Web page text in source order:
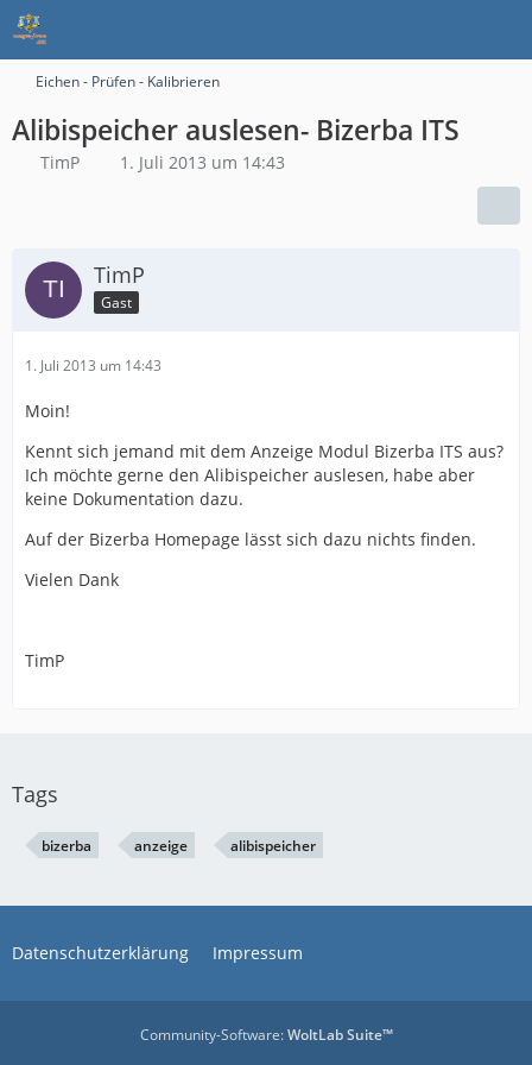
Eichen - Prüfen - Kalibrieren
Alibispeicher auslesen- Bizerba ITS
TimP 1. Juli 2013 um 14:43
TimP
Gast
1. Juli 2013 um 14:43
Moin!
Kennt sich jemand mit dem Anzeige Modul Bizerba ITS aus?
Ich möchte gerne den Alibispeicher auslesen, habe aber
keine Dokumentation dazu.
Auf der Bizerba Homepage lässt sich dazu nichts finden.
Vielen Dank
TimP
Tags
bizerba anzeige alibispeicher
Datenschutzerklärung Impressum
Community-Software:WoltLab Suite™